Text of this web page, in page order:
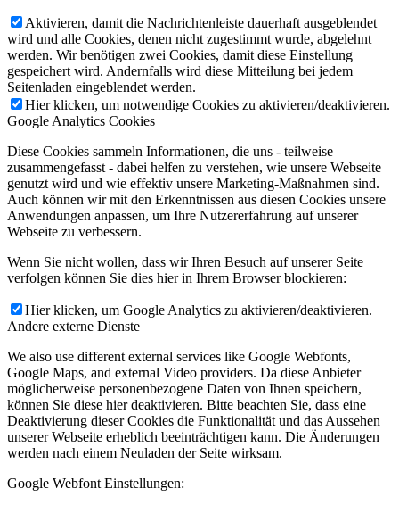
Aktivieren, damit die Nachrichtenleiste dauerhaft ausgeblendet
wird und alle Cookies, denen nicht zugestimmt wurde, abgelehnt
werden. Wir benötigen zwei Cookies, damit diese Einstellung
gespeichert wird. Andernfalls wird diese Mitteilung bei jedem
Seitenladen eingeblendet werden.
Hier klicken, um notwendige Cookies zu aktivieren/deaktivieren.
Google Analytics Cookies
Diese Cookies sammeln Informationen, die uns - teilweise
zusammengefasst - dabei helfen zu verstehen, wie unsere Webseite
genutzt wird und wie effektiv unsere Marketing-Maßnahmen sind.
Auch können wir mit den Erkenntnissen aus diesen Cookies unsere
Anwendungen anpassen, um Ihre Nutzererfahrung auf unserer
Webseite zu verbessern.
Wenn Sie nicht wollen, dass wir Ihren Besuch auf unserer Seite
verfolgen können Sie dies hier in Ihrem Browser blockieren:
Hier klicken, um Google Analytics zu aktivieren/deaktivieren.
Andere externe Dienste
We also use different external services like Google Webfonts,
Google Maps, and external Video providers. Da diese Anbieter
möglicherweise personenbezogene Daten von Ihnen speichern,
können Sie diese hier deaktivieren. Bitte beachten Sie, dass eine
Deaktivierung dieser Cookies die Funktionalität und das Aussehen
unserer Webseite erheblich beeinträchtigen kann. Die Änderungen
werden nach einem Neuladen der Seite wirksam.
Google Webfont Einstellungen: